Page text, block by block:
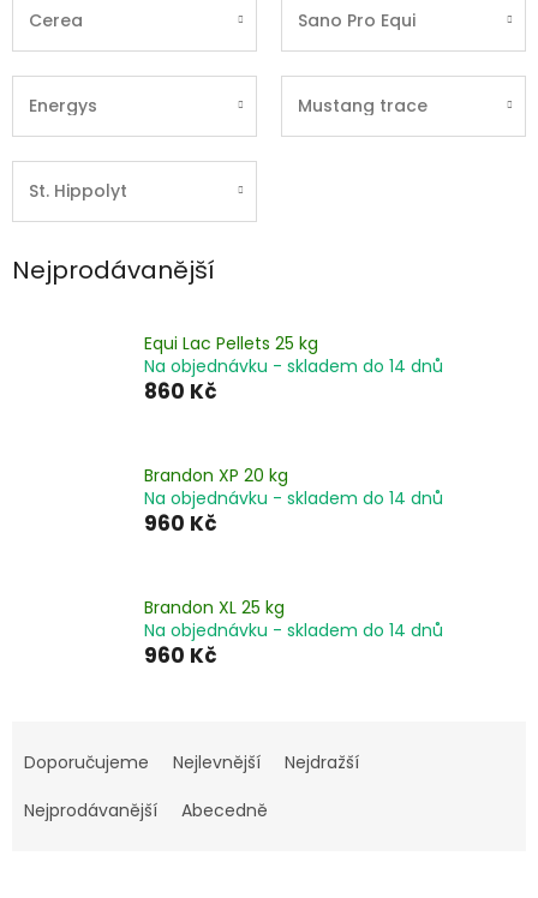
Cerea Sano Pro Equi
Energys Mustang trace
St. Hippolyt
Nejprodávanější
Equi Lac Pellets 25 kg
Na objednávku - skladem do 14 dnů
860 Kč
Brandon XP 20 kg
Na objednávku - skladem do 14 dnů
960 Kč
Brandon XL 25 kg
Na objednávku - skladem do 14 dnů
960 Kč
a
e
Doporučujeme Nejlevnější
Nejdražší
Nejprodávanější
Abecedně